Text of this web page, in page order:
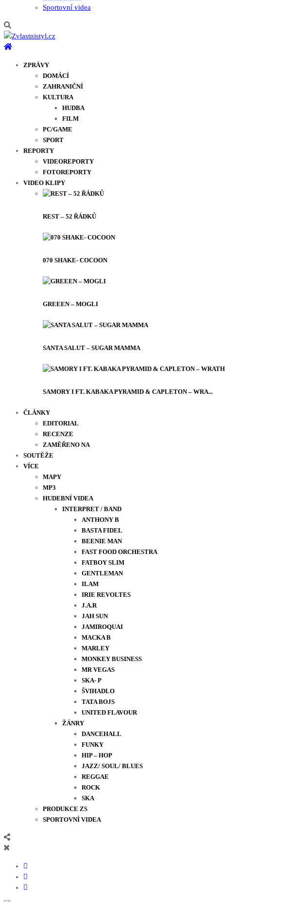
Sportovní videa
ZPRÁVY
DOMÁCÍ
ZAHRANIČNÍ
KULTURA
HUDBA
FILM
PC/GAME
SPORT
REPORTY
VIDEOREPORTY
FOTOREPORTY
VIDEO KLIPY
REST – 52 ŘÁDKŮ
070 SHAKE- COCOON
GREEEN – MOGLI
SANTA SALUT – SUGAR MAMMA
SAMORY I FT. KABAKA PYRAMID & CAPLETON – WRA...
ČLÁNKY
EDITORIAL
RECENZE
ZAMĚŘENO NA
SOUTĚŽE
VÍCE
MAPY
MP3
HUDEBNÍ VIDEA
INTERPRET / BAND
ANTHONY B
BASTA FIDEL
BEENIE MAN
FAST FOOD ORCHESTRA
FATBOY SLIM
GENTLEMAN
ILAM
IRIE REVOLTES
J.A.R
JAH SUN
JAMIROQUAI
MACKA B
MARLEY
MONKEY BUSINESS
MR VEGAS
SKA- P
ŠVIHADLO
TATA BOJS
UNITED FLAVOUR
ŽÁNRY
DANCEHALL
FUNKY
HIP – HOP
JAZZ/ SOUL/ BLUES
REGGAE
ROCK
SKA
PRODUKCE ZS
SPORTOVNÍ VIDEA